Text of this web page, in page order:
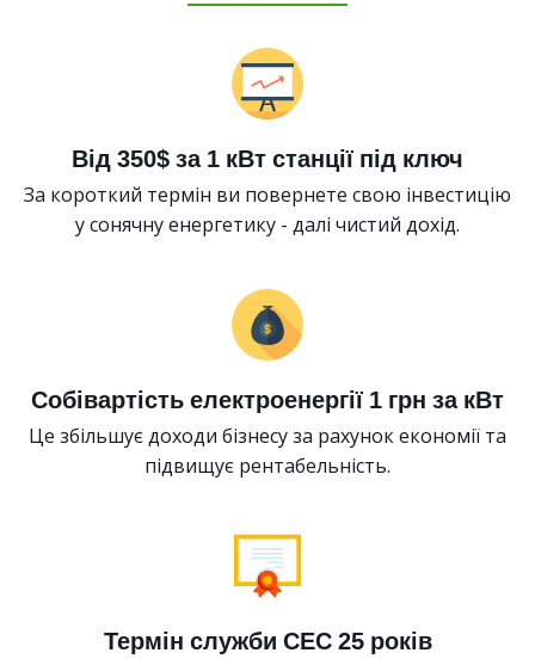
Від 350$ за 1 кВт станції під ключ
За короткий термін ви повернете свою інвестицію
у сонячну енергетику - далі чистий дохід.
Собівартість електроенергії 1 грн за кВт
Це збільшує доходи бізнесу за рахунок економії та
підвищує рентабельність.
Термін служби СЕС 25 років